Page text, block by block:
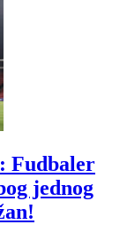
Fudbaler
jednog